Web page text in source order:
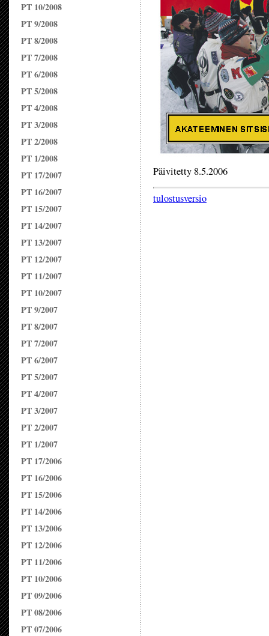
PT 10/2008
PT 9/2008
PT 8/2008
PT 7/2008
PT 6/2008
PT 5/2008
PT 4/2008
PT 3/2008
PT 2/2008
PT 1/2008
PT 17/2007
PT 16/2007
PT 15/2007
PT 14/2007
PT 13/2007
PT 12/2007
PT 11/2007
PT 10/2007
PT 9/2007
PT 8/2007
PT 7/2007
PT 6/2007
PT 5/2007
PT 4/2007
PT 3/2007
PT 2/2007
PT 1/2007
PT 17/2006
PT 16/2006
PT 15/2006
PT 14/2006
PT 13/2006
PT 12/2006
PT 11/2006
PT 10/2006
PT 09/2006
PT 08/2006
PT 07/2006
Päivitetty 8.5.2006
tulostusversio